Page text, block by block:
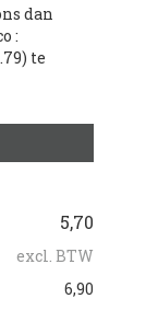
dan
:
te
5,70
excl. BTW
6,90